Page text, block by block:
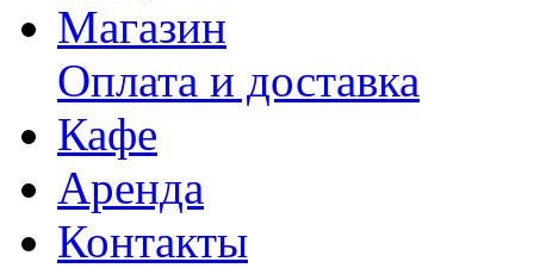
Магазин
Оплата и доставка
Кафе
Аренда
Контакты